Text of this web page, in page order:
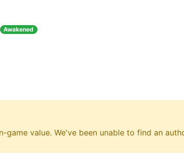
Awakened
value. We've been unable to find an